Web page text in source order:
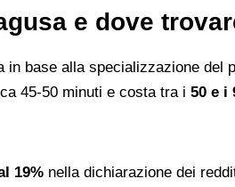
e dove
base alla specializzazione
45-50 minuti e costa tra i 50 e i
19% nella dichiarazione dei